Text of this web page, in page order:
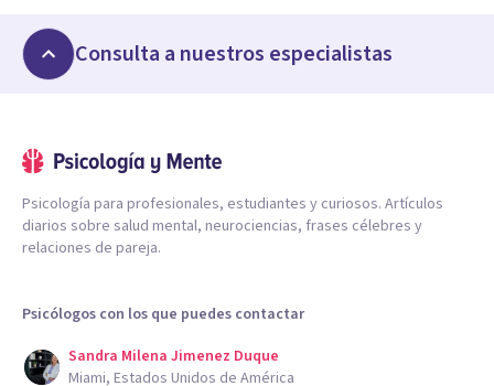
Consulta a nuestros especialistas
Psicología para profesionales, estudiantes y curiosos. Artículos
diarios sobre salud mental, neurociencias, frases célebres y
relaciones de pareja.
Psicólogos con los que puedes contactar
Sandra Milena Jimenez Duque
Miami, Estados Unidos de América